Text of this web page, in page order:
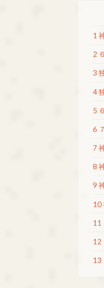
1
2
3
4
5
6
7
8
9
10
11
12
13